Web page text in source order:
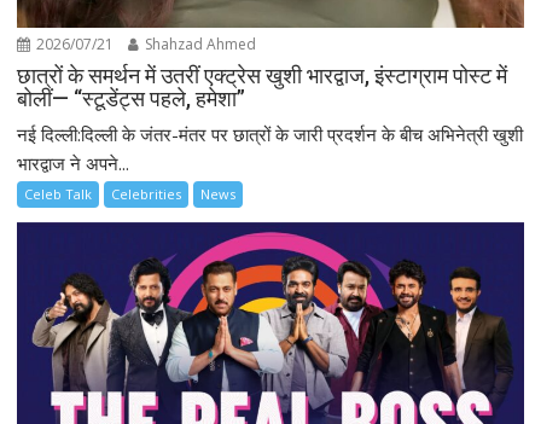
2026/07/21 Shahzad Ahmed
छात्रों के समर्थन में उतरीं एक्ट्रेस खुशी भारद्वाज, इंस्टाग्राम पोस्ट में
बोलीं— “स्टूडेंट्स पहले, हमेशा”
नई दिल्ली:दिल्ली के जंतर-मंतर पर छात्रों के जारी प्रदर्शन के बीच अभिनेत्री खुशी
भारद्वाज ने अपने...
Celeb Talk Celebrities News